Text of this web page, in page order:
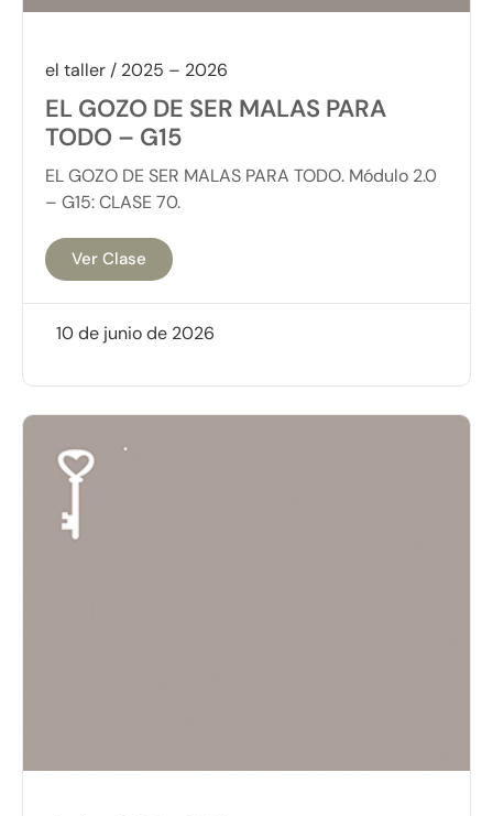
el taller / 2025 – 2026
EL GOZO DE SER MALAS PARA
TODO – G15
EL GOZO DE SER MALAS PARA TODO. Módulo 2.0
– G15: CLASE 70.
Ver Clase
10 de junio de 2026